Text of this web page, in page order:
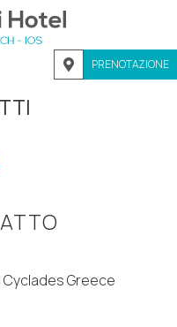
PRENOTAZIONE
Cyclades Greece